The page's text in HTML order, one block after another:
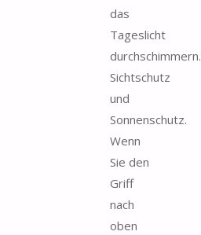
das
Tageslicht
durchschimmern.
Sichtschutz
und
Sonnenschutz.
Wenn
Sie den
Griff
nach
oben